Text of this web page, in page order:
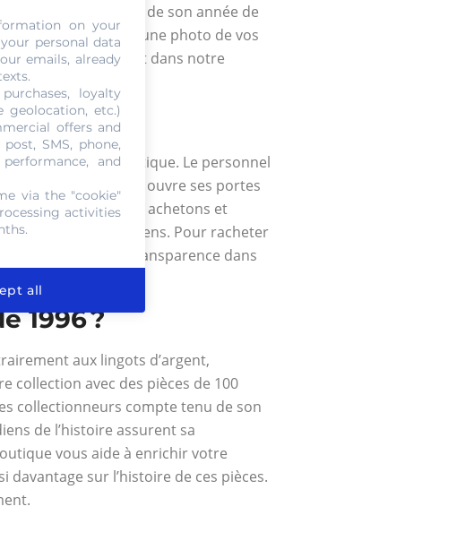
de conservation, de son année de
en transférant une photo de vos
vous attendent dans notre
en numismatique. Le personnel
Gold Or Cash vous ouvre ses portes
objets en or, nous achetons et
nos clients européens. Pour racheter
Cela garantit la transparence dans
1996 ?
aux lingots d’argent,
collection avec des pièces de 100
collectionneurs compte tenu de son
de l’histoire assurent sa
vous aide à enrichir votre
davantage sur l’histoire de ces pièces.
on your
personal data
emails, already
loyalty
geolocation, etc.)
offers and
SMS, phone,
and
via the "cookie"
activities
all